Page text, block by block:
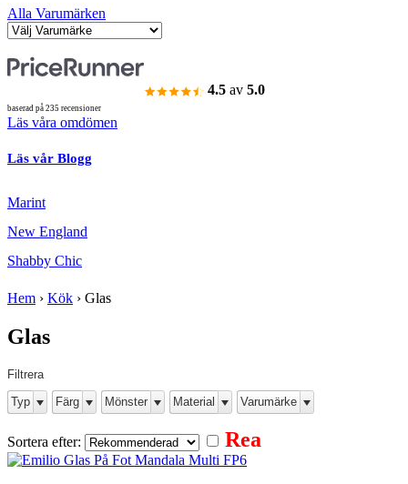
Alla Varumärken
4.5 av 5.0
baserad på 235 recensioner
Läs våra omdömen
Läs vår Blogg
Marint
New England
Shabby Chic
Hem › Kök › Glas
Glas
Filtrera
Typ
Färg Mönster Material Varumärke
Sortera efter: Rea